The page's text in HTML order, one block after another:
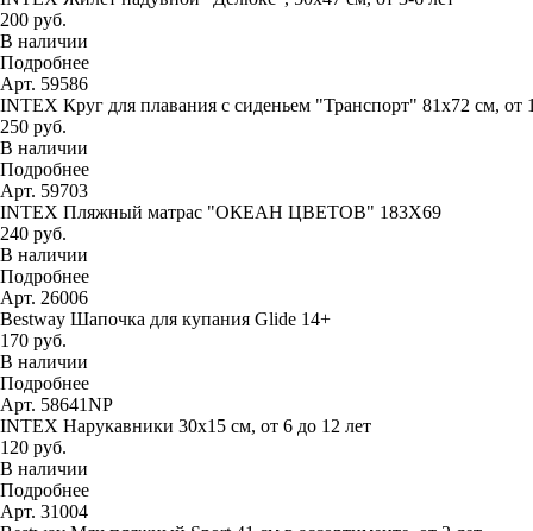
200 руб.
В наличии
Подробнее
Арт. 59586
INTEX Круг для плавания с сиденьем "Транспорт" 81х72 см,
250 руб.
В наличии
Подробнее
Арт. 59703
INTEX Пляжный матрас "ОКЕАН ЦВЕТОВ" 183Х69
240 руб.
В наличии
Подробнее
Арт. 26006
Bestway Шапочка для купания Glide 14+
170 руб.
В наличии
Подробнее
Арт. 58641NP
INTEX Нарукавники 30х15 см, от 6 до 12 лет
120 руб.
В наличии
Подробнее
Арт. 31004